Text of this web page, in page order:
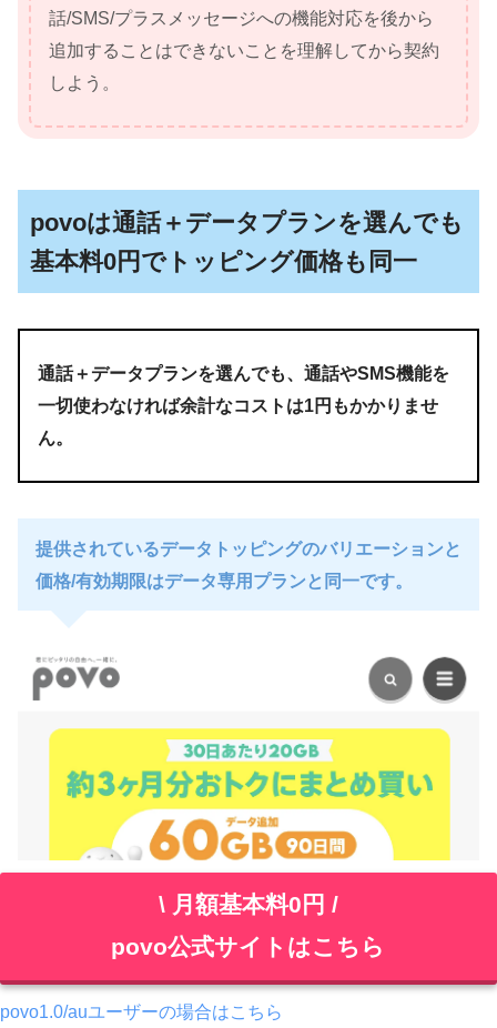
話/SMS/プラスメッセージへの機能対応を後から
追加することはできないことを理解してから契約
しよう。
povoは通話＋データプランを選んでも
基本料0円でトッピング価格も同一
通話＋データプランを選んでも、通話やSMS機能を
一切使わなければ余計なコストは1円もかかりませ
ん。
提供されているデータトッピングのバリエーションと
価格/有効期限はデータ専用プランと同一です。
\ 月額基本料0円 /
povo公式サイトはこちら
povo1.0/auユーザーの場合はこちら